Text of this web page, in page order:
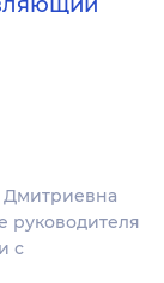
руководителя
с